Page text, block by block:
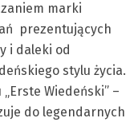
marki
prezentujących
i daleki od
stylu życia.
Wiedeński” –
do legendarnych